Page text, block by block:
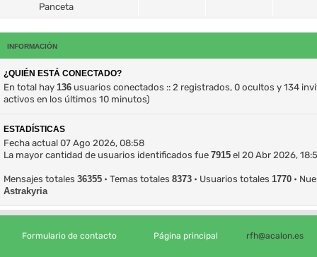
Panceta
INFORMACIÓN
¿QUIÉN ESTÁ CONECTADO?
En total hay 136 usuarios conectados :: 2 registrados, 0 ocultos y 134
activos en los últimos 10 minutos)
ESTADÍSTICAS
Fecha actual 07 Ago 2026, 08:58
La mayor cantidad de usuarios identificados fue 7915 el 20 Abr 2026,
Mensajes totales 36355 • Temas totales 8373 • Usuarios totales 1770 •
Astrakyria
Formulario de contacto Página principal rfh@acalon.es